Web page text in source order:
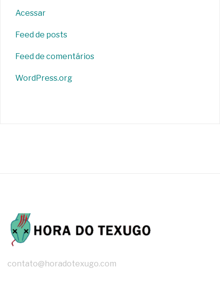
Acessar
Feed de posts
Feed de comentários
WordPress.org
contato@horadotexugo.com